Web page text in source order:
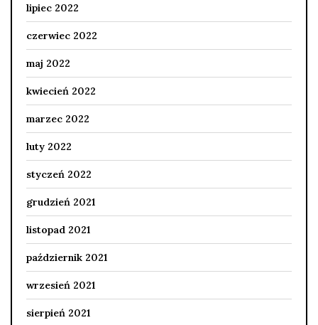
lipiec 2022
czerwiec 2022
maj 2022
kwiecień 2022
marzec 2022
luty 2022
styczeń 2022
grudzień 2021
listopad 2021
październik 2021
wrzesień 2021
sierpień 2021